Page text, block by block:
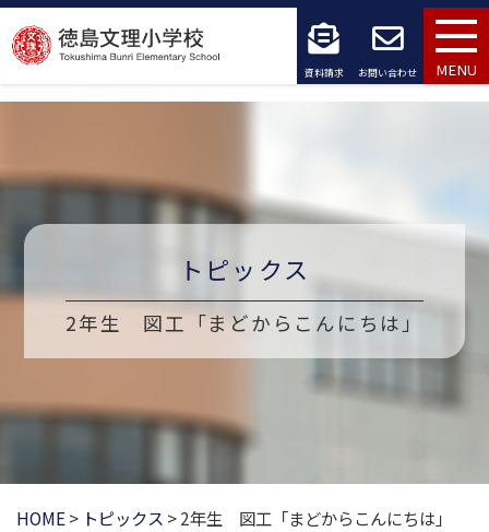
コ
ン
テ
ツ
プ
資料請求 お問い合わせ MENU
トピックス
2年生 図工「まどからこんにちは」
HOME> トピックス >2年生 図工「まどからこんにちは」